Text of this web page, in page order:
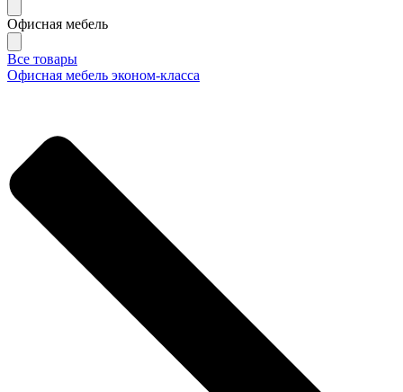
Офисная мебель
Все товары
Офисная мебель эконом-класса